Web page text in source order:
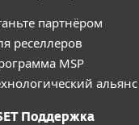
партнёром
реселлеров
MSP
альянс
Поддержка